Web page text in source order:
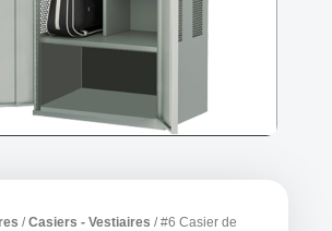
/Casiers - Vestiaires / #6 Casier de